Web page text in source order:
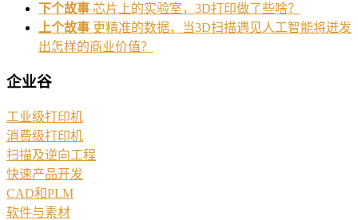
下个故事 芯片上的实验室，3D打印做了些啥？
上个故事 更精准的数据，当3D扫描遇见人工智能将迸发
出怎样的商业价值？
企业谷
工业级打印机
消费级打印机
扫描及逆向工程
快速产品开发
CAD和PLM
软件与素材